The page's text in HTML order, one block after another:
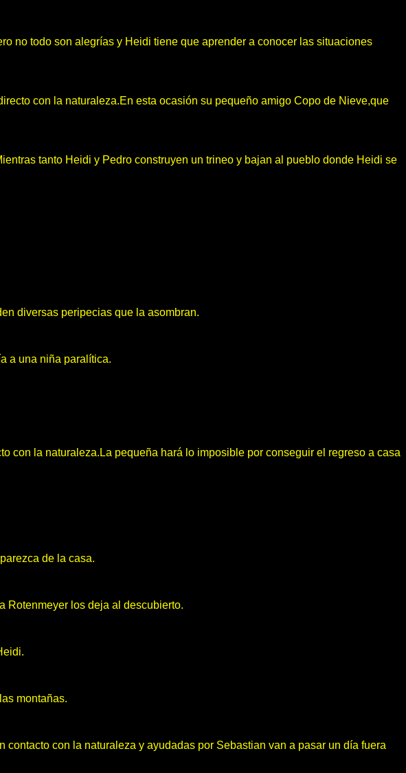
no todo son alegrías y Heidi tiene que aprender a conocer las situaciones
con la naturaleza.En esta ocasión su pequeño amigo Copo de Nieve,que
tanto Heidi y Pedro construyen un trineo y bajan al pueblo donde Heidi se
diversas peripecias que la asombran.
a una niña paralítica.
con la naturaleza.La pequeña hará lo imposible por conseguir el regreso a casa
de la casa.
Rotenmeyer los deja al descubierto.
montañas.
con la naturaleza y ayudadas por Sebastian van a pasar un día fuera